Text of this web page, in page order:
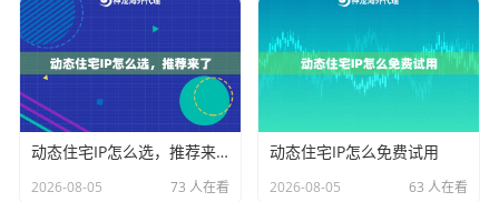
IP存活周期 固定不变
ASN识别度 家庭宽带 数据中心
神龙海外代理IP采用的智能路由技术
不同联邦州的住宅网络。例如北威州的商业用户和巴伐
动态住宅IP怎么选，推荐来了
2026-08-05 73 人在看
动态住宅IP怎么免费试用
2026-08-05 63 人在看